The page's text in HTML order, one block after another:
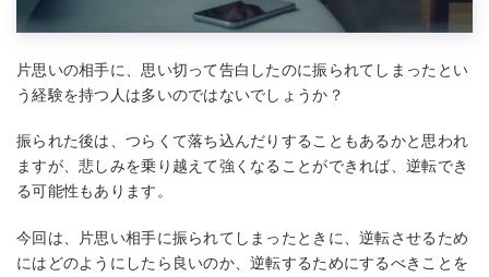
片思いの相手に、思い切って告白したのに振られてしまったとい
う経験を持つ人は多いのではないでしょうか？
振られた後は、つらくて落ち込んだりすることもあるかと思われ
ますが、悲しみを乗り越えて強くなることができれば、逆転でき
る可能性もあります。
今回は、片思い相手に振られてしまったときに、逆転させるため
にはどのようにしたら良いのか、逆転するためにするべきことを